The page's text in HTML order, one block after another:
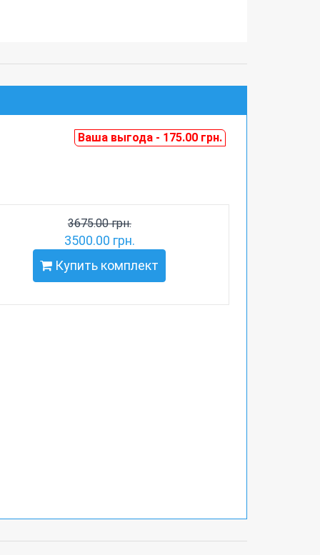
Ваша выгода - 175.00 грн.
3675.00 грн.
3500.00 грн.
Купить комплект